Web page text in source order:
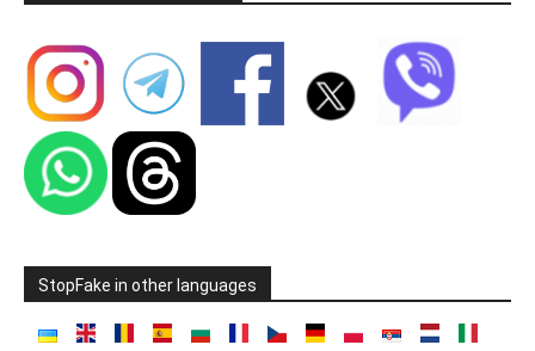
StopFake in other languages